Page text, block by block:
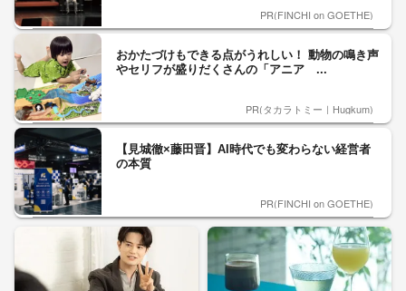
PR(FINCHI on GOETHE)
おかたづけもできる点がうれしい！ 動物の鳴き声
やセリフが盛りだくさんの「アニア ...
PR(タカラトミー｜Hugkum)
【見城徹×藤田晋】AI時代でも変わらない経営者
の本質
PR(FINCHI on GOETHE)